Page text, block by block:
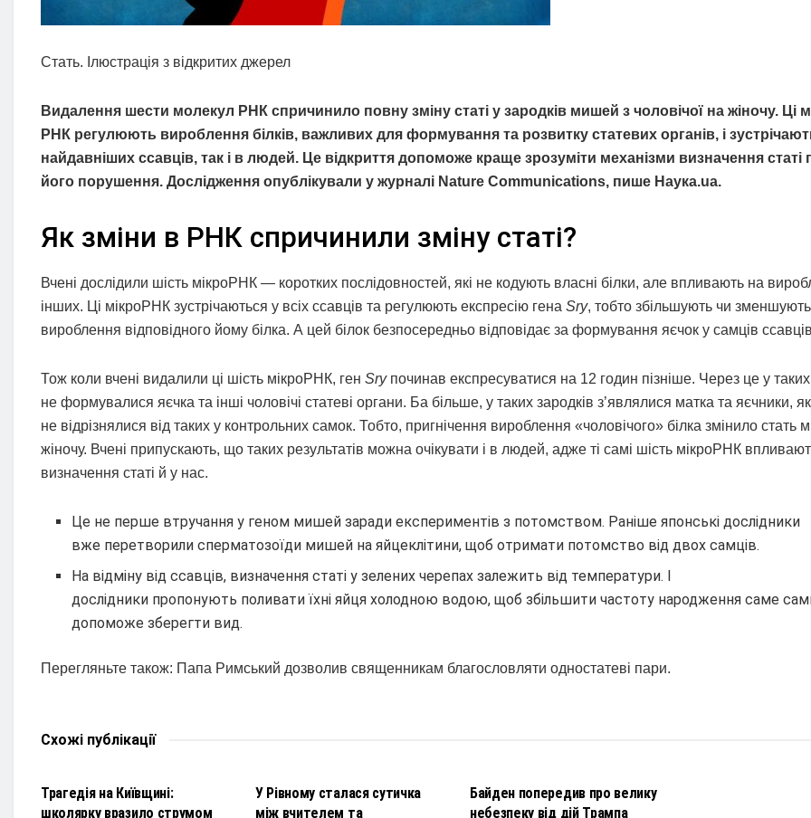
Стать. Ілюстрація з відкритих джерел
Видалення шести молекул РНК спричинило повну зміну статі у зародків мишей з чоловічої на жіночу. Ці
РНК регулюють вироблення білків, важливих для формування та розвитку статевих органів, і
найдавніших ссавців, так і в людей. Це відкриття допоможе краще зрозуміти механізми визначення статі
його порушення. Дослідження опублікували у журналі Nature Communications, пише Наука.ua.
Як зміни в РНК спричинили зміну статі?
Вчені дослідили шість мікроРНК — коротких послідовностей, які не кодують власні білки, але впливають на
інших. Ці мікроРНК зустрічаються у всіх ссавців та регулюють експресію гена Sry, тобто збільшують чи зменшують
вироблення відповідного йому білка. А цей білок безпосередньо відповідає за формування яєчок у самців
Тож коли вчені видалили ці шість мікроРНК, ген Sry починав експресуватися на 12 годин пізніше. Через це у таких
не формувалися яєчка та інші чоловічі статеві органи. Ба більше, у таких зародків з’являлися матка та яєчники,
не відрізнялися від таких у контрольних самок. Тобто, пригнічення вироблення «чоловічого» білка змінило стать
жіночу. Вчені припускають, що таких результатів можна очікувати і в людей, адже ті самі шість мікроРНК
визначення статі й у нас.
Це не перше втручання у геном мишей заради експериментів з потомством. Раніше японські дослідники
вже перетворили сперматозоїди мишей на яйцеклітини, щоб отримати потомство від двох самців.
На відміну від ссавців, визначення статі у зелених черепах залежить від температури. І
дослідники пропонують поливати їхні яйця холодною водою, щоб збільшити частоту народження саме
допоможе зберегти вид.
Перегляньте також: Папа Римський дозволив священникам благословляти одностатеві пари.
Схожі публікації
Трагедія на Київщині:
школярку вразило струмом
У Рівному сталася сутичка
між вчителем та
Байден попередив про велику
небезпеку від дій Трампа